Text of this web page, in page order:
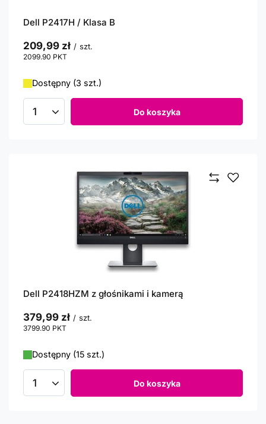
Dell P2417H / Klasa B
209,99 zł / szt.
2099.90 PKT
Dostępny (3 szt.)
Ilość produktów Do koszyka
Dell P2418HZM z głośnikami i kamerą
379,99 zł / szt.
3799.90 PKT
Dostępny (15 szt.)
Ilość produktów Do koszyka